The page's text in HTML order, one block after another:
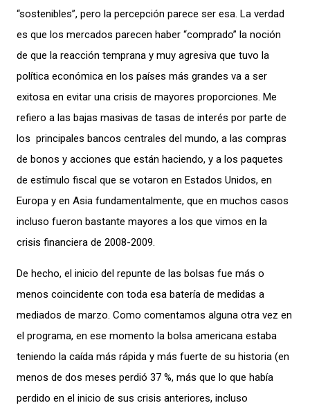
“sostenibles”, pero la percepción parece ser esa. La verdad
es que los mercados parecen haber “comprado” la noción
de que la reacción temprana y muy agresiva que tuvo la
política económica en los países más grandes va a ser
exitosa en evitar una crisis de mayores proporciones. Me
refiero a las bajas masivas de tasas de interés por parte de
los principales bancos centrales del mundo, a las compras
de bonos y acciones que están haciendo, y a los paquetes
de estímulo fiscal que se votaron en Estados Unidos, en
Europa y en Asia fundamentalmente, que en muchos casos
incluso fueron bastante mayores a los que vimos en la
crisis financiera de 2008-2009.
De hecho, el inicio del repunte de las bolsas fue más o
menos coincidente con toda esa batería de medidas a
mediados de marzo. Como comentamos alguna otra vez en
el programa, en ese momento la bolsa americana estaba
teniendo la caída más rápida y más fuerte de su historia (en
menos de dos meses perdió 37 %, más que lo que había
perdido en el inicio de sus crisis anteriores, incluso